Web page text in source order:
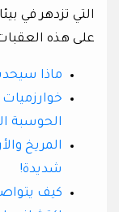
التي تزدهر في
على هذه
ماذا
خوارزميات
الحوسبة
المريخ
شديدة!
كيف